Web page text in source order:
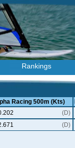
Rankings
Racing 500m (Kts)
(D)
(D)